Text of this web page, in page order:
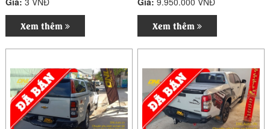
Xem thêm Xem thêm